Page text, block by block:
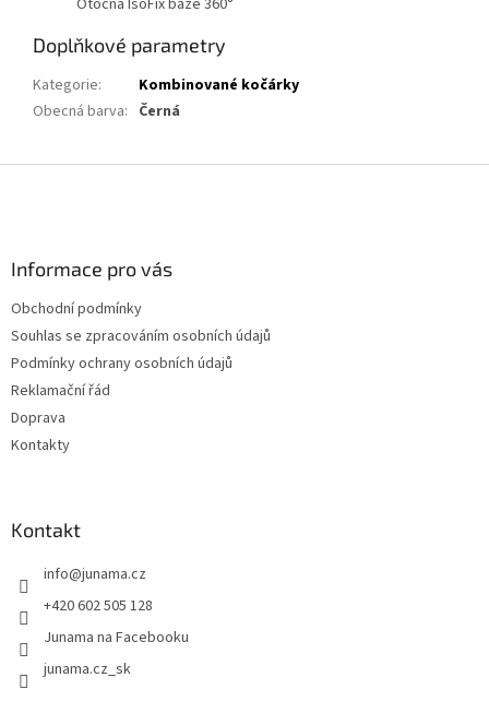
Otočná IsoFix báze 360°
Doplňkové parametry
Kategorie:
Kombinované kočárky
Obecná barva: Černá
Informace pro vás
Obchodní podmínky
Souhlas se zpracováním osobních údajů
Podmínky ochrany osobních údajů
Reklamační řád
Doprava
Kontakty
Kontakt
info@junama.cz
+420 602 505 128
Junama na Facebooku
junama.cz_sk